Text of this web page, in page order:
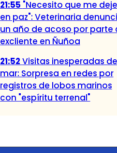
21:55 "Necesito que me
en paz": Veterinaria
un año de acoso por parte
excliente en Ñuñoa
21:52 Visitas inesperadas
mar: Sorpresa en redes por
registros de lobos marinos
con "espíritu terrenal"